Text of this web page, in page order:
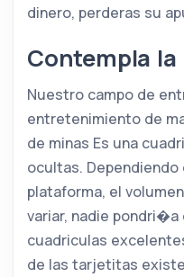
dinero, perderas su
Contempla la
Nuestro campo de
entretenimiento de
de minas Es una
ocultas. Dependiendo
plataforma, el
variar, nadie pondri�a
cuadriculas
de las tarjetitas